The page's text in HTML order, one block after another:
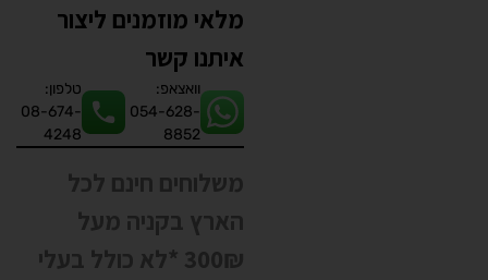
מלאי מוזמנים ליצור
איתנו קשר
וואצאפ:
054-628-
8852
טלפון:
08-674-
4248
משלוחים חינם לכל
הארץ בקניה מעל
300₪ *לא כולל בעלי